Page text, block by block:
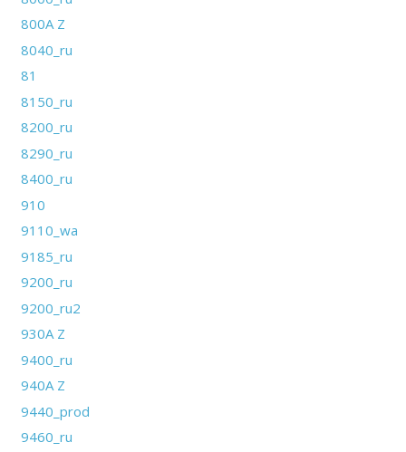
800A Z
8040_ru
81
8150_ru
8200_ru
8290_ru
8400_ru
910
9110_wa
9185_ru
9200_ru
9200_ru2
930A Z
9400_ru
940A Z
9440_prod
9460_ru